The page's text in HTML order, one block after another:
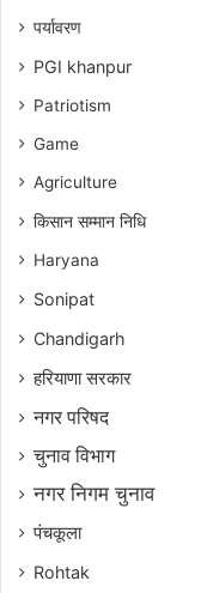
पर्यावरण
PGI khanpur
Patriotism
Game
Agriculture
किसान सम्मान निधि
Haryana
Sonipat
Chandigarh
हरियाणा सरकार
नगर परिषद
चुनाव विभाग
नगर निगम चुनाव
पंचकूला
Rohtak